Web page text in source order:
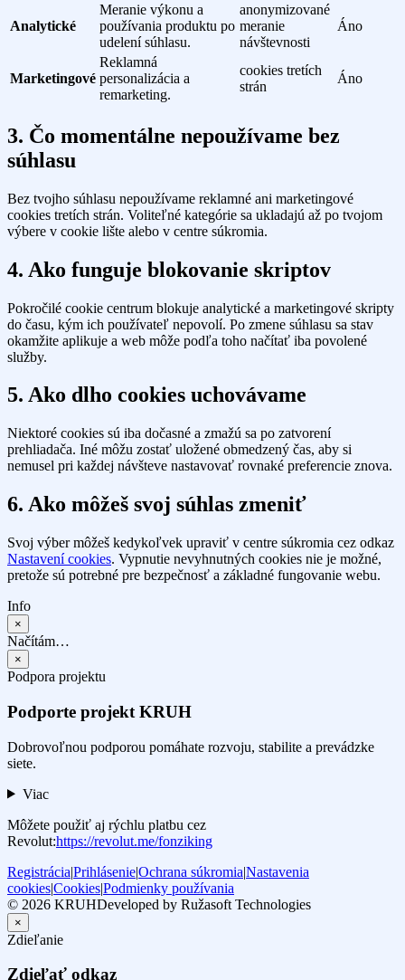
Analytické
Meranie výkonu a
používania produktu po
udelení súhlasu.
anonymizované
meranie
návštevnosti
Áno
Marketingové
Reklamná
personalizácia a
remarketing.
cookies tretích
strán
Áno
3. Čo momentálne nepoužívame bez
súhlasu
Bez tvojho súhlasu nepoužívame reklamné ani marketingové
cookies tretích strán. Voliteľné kategórie sa ukladajú až po tvojom
výbere v cookie lište alebo v centre súkromia.
4. Ako funguje blokovanie skriptov
Pokročilé cookie centrum blokuje analytické a marketingové skripty
do času, kým ich používateľ nepovolí. Po zmene súhlasu sa stav
okamžite aplikuje a web môže podľa toho načítať iba povolené
služby.
5. Ako dlho cookies uchovávame
Niektoré cookies sú iba dočasné a zmažú sa po zatvorení
prehliadača. Iné môžu zostať uložené obmedzený čas, aby si
nemusel pri každej návšteve nastavovať rovnaké preferencie znova.
6. Ako môžeš svoj súhlas zmeniť
Svoj výber môžeš kedykoľvek upraviť v centre súkromia cez odkaz
Nastavení cookies. Vypnutie nevyhnutných cookies nie je možné,
pretože sú potrebné pre bezpečnosť a základné fungovanie webu.
Info
×
Načítám…
×
Podpora projektu
Podporte projekt KRUH
Dobrovoľnou podporou pomáhate rozvoju, stabilite a prevádzke
siete.
Viac
Môžete použiť aj rýchlu platbu cez
Revolut:https://revolut.me/fonziking
Registrácia|Prihlásenie|Ochrana súkromia|Nastavenia
cookies|Cookies|Podmienky používania
© 2026 KRUHDeveloped by Ružasoft Technologies
×
Zdieľanie
Zdieľať odkaz